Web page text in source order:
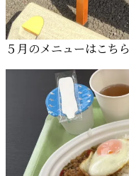
５月のメニューはこちら